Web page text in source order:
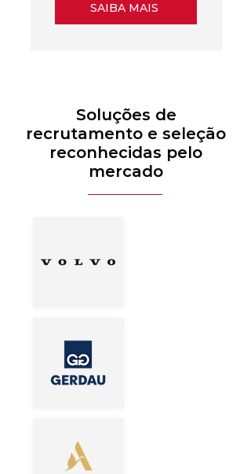
SAIBA MAIS
Soluções de
recrutamento e seleção
reconhecidas pelo
mercado